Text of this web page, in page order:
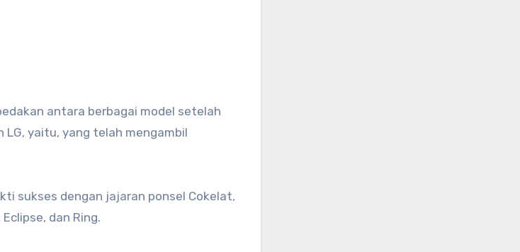
LG, yaitu, yang telah mengambil
sukses dengan jajaran ponsel Cokelat,
dan Ring.